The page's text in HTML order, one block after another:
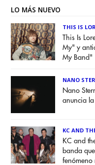
LO MÁS NUEVO
THIS IS
This Is
My" y
My Band"
NANO
Nano
anuncia
KC AND
KC and
banda
fenómeno